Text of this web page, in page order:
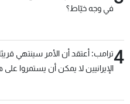
في وجه خيّاط؟
4ترامب: أعتقد أن الأمر سينتهي
الإيرانيين لا يمكن أن يستمروا على